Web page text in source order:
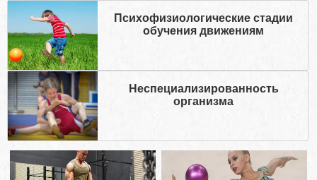
Психофизиологические стадии
обучения движениям
Неспециализированность
организма